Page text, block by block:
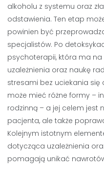
alkoholu z systemu oraz
odstawienia. Ten etap
powinien być
specjalistów. Po
psychoterapii, która ma
uzależnienia oraz naukę
stresami bez uciekania
może mieć różne formy –
rodzinną – a jej celem jest
pacjenta, ale także
Kolejnym istotnym
dotycząca uzależnienia
pomagają unikać